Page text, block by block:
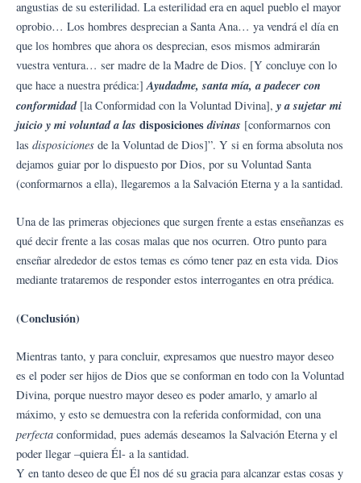
angustias de su esterilidad. La esterilidad era en aquel pueblo el mayor
oprobio… Los hombres desprecian a Santa Ana… ya vendrá el día en
que los hombres que ahora os desprecian, esos mismos admirarán
vuestra ventura… ser madre de la Madre de Dios. [Y concluye con lo
que hace a nuestra prédica:] Ayudadme, santa mía, a padecer con
conformidad[la Conformidad con la Voluntad Divina], y a sujetar mi
juicio y mi voluntad a las disposicionesdivinas [conformarnos con
las disposiciones de la Voluntad de Dios]”. Y si en forma absoluta nos
dejamos guiar por lo dispuesto por Dios, por su Voluntad Santa
(conformarnos a ella), llegaremos a la Salvación Eterna y a la santidad.
Una de las primeras objeciones que surgen frente a estas enseñanzas es
qué decir frente a las cosas malas que nos ocurren. Otro punto para
enseñar alrededor de estos temas es cómo tener paz en esta vida. Dios
mediante trataremos de responder estos interrogantes en otra prédica.
(Conclusión)
Mientras tanto, y para concluir, expresamos que nuestro mayor deseo
es el poder ser hijos de Dios que se conforman en todo con la Voluntad
Divina, porque nuestro mayor deseo es poder amarlo, y amarlo al
máximo, y esto se demuestra con la referida conformidad, con una
perfecta conformidad, pues además deseamos la Salvación Eterna y el
poder llegar –quiera Él- a la santidad.
Y en tanto deseo de que Él nos dé su gracia para alcanzar estas cosas y